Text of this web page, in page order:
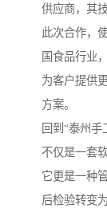
供应商，其
此次合作，
国食品行业
为客户提供
方案。
回到“泰州
不仅是一套
它更是一种
后检验转变